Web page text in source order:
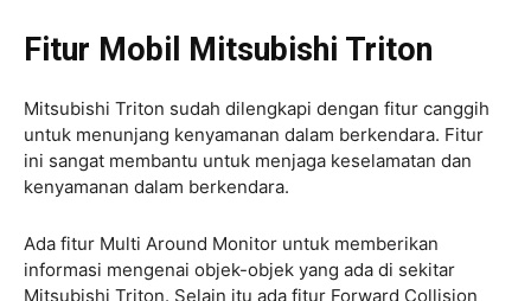
Fitur Mobil Mitsubishi Triton
Mitsubishi Triton sudah dilengkapi dengan fitur canggih
untuk menunjang kenyamanan dalam berkendara. Fitur
ini sangat membantu untuk menjaga keselamatan dan
kenyamanan dalam berkendara.
Ada fitur Multi Around Monitor untuk memberikan
informasi mengenai objek-objek yang ada di sekitar
Mitsubishi Triton. Selain itu ada fitur Forward Collision